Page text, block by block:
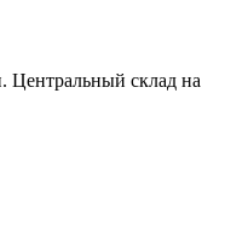
Центральный склад на